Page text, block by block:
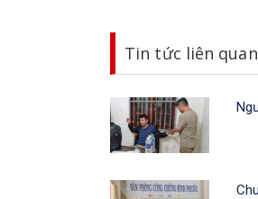
Tin tức liên quan